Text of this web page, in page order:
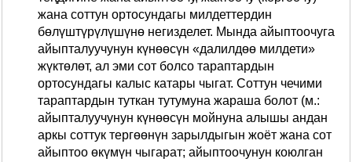
жана соттун ортосундагы милдеттердин
бөлүштүрүлүшүнө негизделет. Мында айыптоочуга
айыпталуучунун күнөөсүн «далилдөө милдети»
жүктөлөт, ал эми сот болсо тараптардын
ортосундагы калыс катары чыгат. Соттун чечими
тараптардын туткан тутумуна жараша болот (м.:
айыпталуучунун күнөөсүн мойнуна алышы андан
аркы соттук тергөөнүн зарылдыгын жоёт жана сот
айыптоо өкүмүн чыгарат; айыптоочунун коюлган